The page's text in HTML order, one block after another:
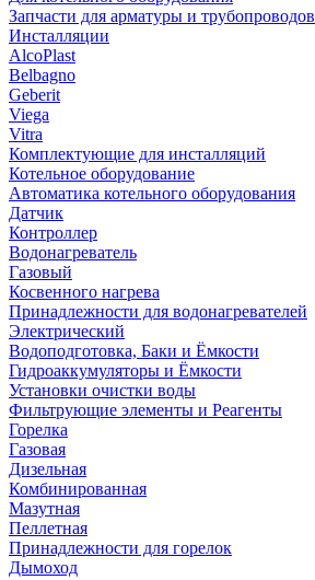
Запчасти для арматуры и трубопроводов
Инсталляции
AlcoPlast
Belbagno
Geberit
Viega
Vitra
Комплектующие для инсталляций
Котельное оборудование
Автоматика котельного оборудования
Датчик
Контроллер
Водонагреватель
Газовый
Косвенного нагрева
Принадлежности для водонагревателей
Электрический
Водоподготовка, Баки и Ёмкости
Гидроаккумуляторы и Ёмкости
Установки очистки воды
Фильтрующие элементы и Реагенты
Горелка
Газовая
Дизельная
Комбинированная
Мазутная
Пеллетная
Принадлежности для горелок
Дымоход